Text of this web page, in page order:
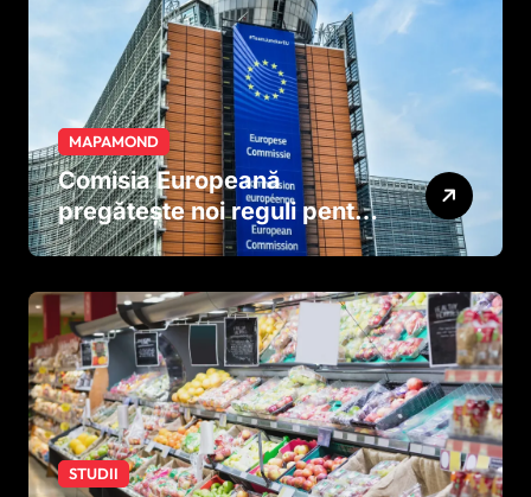
MAPAMOND
Comisia Europeană
pregătește noi reguli pentru
tutun și țigările electronice
STUDII